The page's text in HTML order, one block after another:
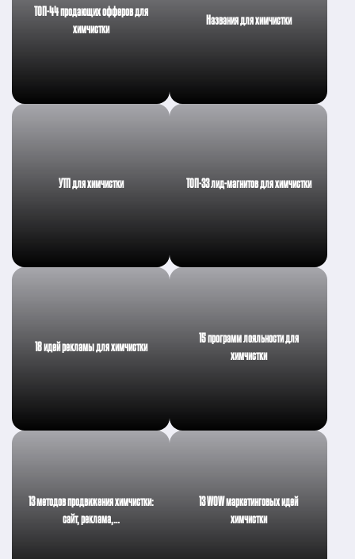
ТОП-44 продающих офферов для
химчистки
Названия для химчистки
УТП для химчистки ТОП-33 лид-магнитов для химчистки
18 идей рекламы для химчистки
15 программ лояльности для
химчистки
13 методов продвижения химчистки:
сайт, реклама,…
13 WOW маркетинговых идей
химчистки